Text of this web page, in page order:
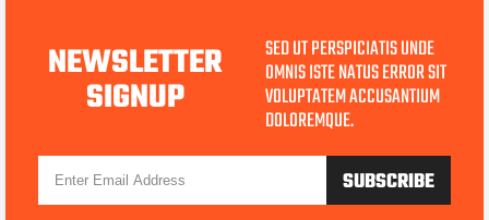
NEWSLETTER
SIGNUP
SED UT PERSPICIATIS UNDE
OMNIS ISTE NATUS ERROR SIT
VOLUPTATEM ACCUSANTIUM
DOLOREMQUE.